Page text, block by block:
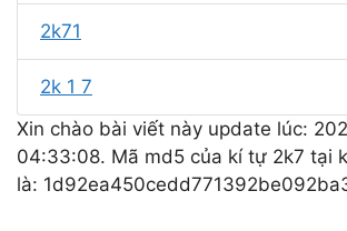
2k71
2k 1 7
Xin chào bài viết này update lúc:
04:33:08. Mã md5 của kí tự 2k7 tại
là: